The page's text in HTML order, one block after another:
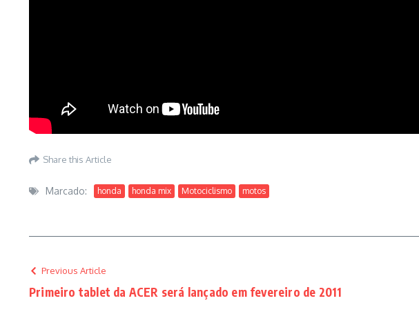
Share this Article
Marcado: honda honda mix Motociclismo motos
Previous Article
Primeiro tablet da ACER será lançado em fevereiro de 2011